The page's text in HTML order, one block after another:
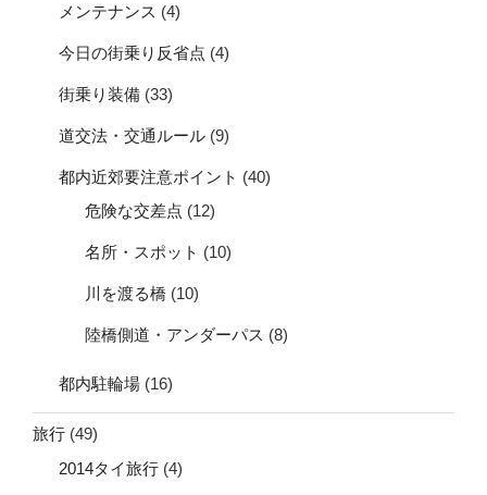
メンテナンス (4)
今日の街乗り反省点 (4)
街乗り装備 (33)
道交法・交通ルール (9)
都内近郊要注意ポイント (40)
危険な交差点 (12)
名所・スポット (10)
川を渡る橋 (10)
陸橋側道・アンダーパス (8)
都内駐輪場 (16)
旅行 (49)
2014タイ旅行 (4)